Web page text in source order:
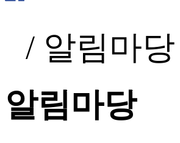
/ 알림마당
알림마당